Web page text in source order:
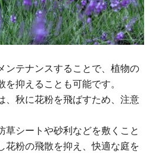
ンテナンスすることで、植物の
抑えることも可能です。
、秋に花粉を飛ばすため、注意
草シートや砂利などを敷くこと
花粉の飛散を抑え、快適な庭を